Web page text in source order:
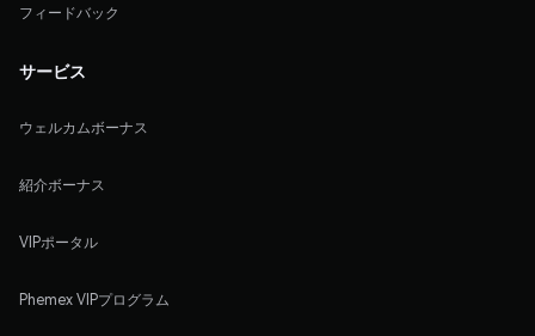
フィードバック
サービス
ウェルカムボーナス
紹介ボーナス
VIPポータル
Phemex VIPプログラム